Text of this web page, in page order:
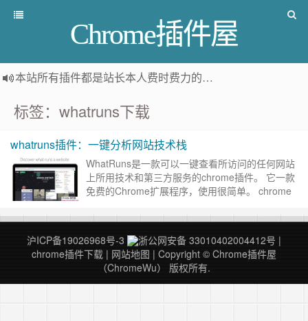
Chrome插件屋
本站所有插件都是站长本人费时费力的人工筛选推荐
标签：whatruns下载
whatruns插件：一键分析网站技术栈
WhatRuns是一款可以一键查看所访问的任何网站
上所用技术和第三方服务的chrome插件。 它一款
免费的Chrome扩展程序，使用很简单。 chrome
W……继续阅读 »
沪ICP备19026968号-3
浙公网安备 33010402004412号 |
chrome插件下载 | 网站地图 | Copyright © Chrome插件屋
（ChromeWu） 版权所有.